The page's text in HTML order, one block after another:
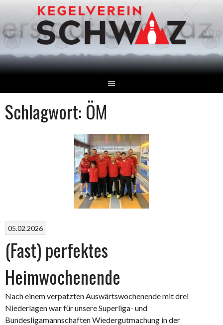
Inhalt
Schlagwort: ÖM
05.02.2026
(Fast) perfektes
Heimwochenende
Nach einem verpatzten Auswärtswochenende mit drei
Niederlagen war für unsere Superliga- und
Bundesligamannschaften Wiedergutmachung in der